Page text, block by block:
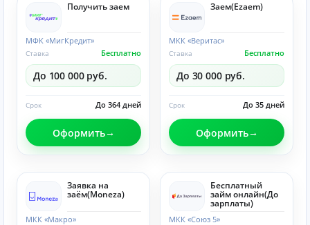
Получить заем
МФК «МигКредит»
Бесплатно
Ставка
До 100 000 руб.
До 364 дней
Срок
Оформить
Заем(Ezaem)
МКК «Веритас»
Бесплатно
Ставка
До 30 000 руб.
До 35 дней
Срок
Оформить
Заявка на
заём(Moneza)
МКК «Макро»
Бесплатный
займ онлайн(До
зарплаты)
МКК «Союз 5»